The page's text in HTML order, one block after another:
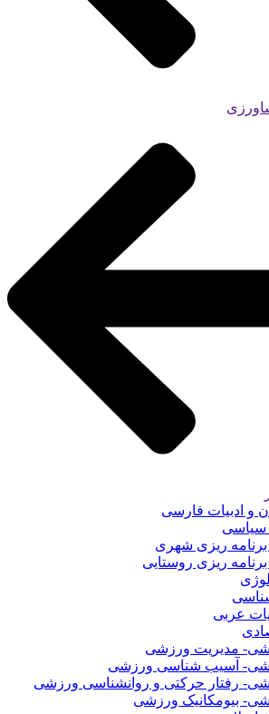
و ادبیات فارسی
سیاسی
برنامه ریزی شهری
برنامه ریزی روستایی
عربی
مدیریت ورزشی
آسیب شناسی ورزشی
رفتار حرکتی و روانشناسی ورزشی
بیومکانیک ورزشی